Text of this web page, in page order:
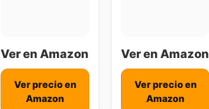
Ver en Amazon
Ver precio en
Amazon
Ver en Amazon
Ver precio en
Amazon